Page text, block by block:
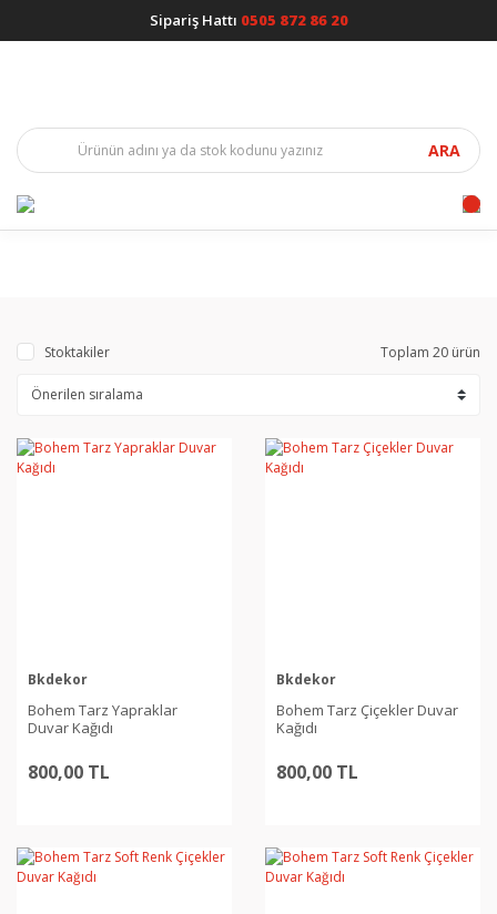
Sipariş Hattı 0505 872 86 20
ARA
Stoktakiler Toplam 20 ürün
Bkdekor
Bohem Tarz Yapraklar
Duvar Kağıdı
800,00 TL
Bkdekor
Bohem Tarz Çiçekler Duvar
Kağıdı
800,00 TL